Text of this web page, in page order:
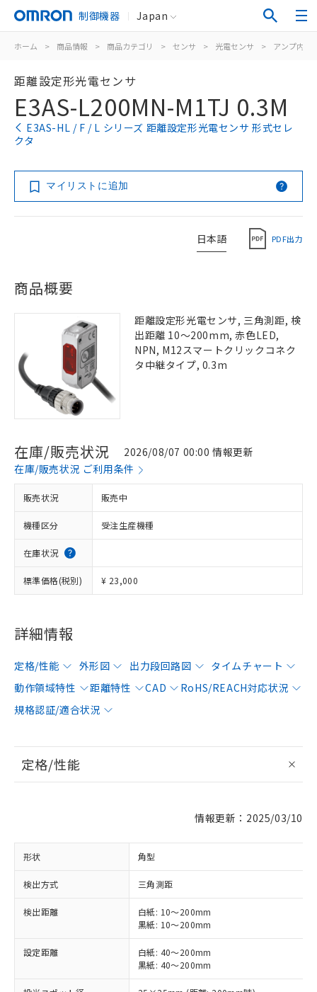
制御機器 Japan
ホーム > 商品情報 > 商品カテゴリ > センサ > 光電センサ > アンプ内蔵
距離設定形光電センサ
E3AS-L200MN-M1TJ 0.3M
E3AS-HL / F / L シリーズ 距離設定形光電センサ 形式セレ
クタ
マイリストに追加
日本語 PDF出力
商品概要
距離設定形光電センサ, 三角測距, 検
出距離 10～200mm, 赤色LED,
NPN, M12スマートクリックコネク
タ中継タイプ, 0.3m
在庫/販売状況
2026/08/07 00:00 情報更新
在庫/販売状況 ご利用条件
販売状況 販売中
機種区分 受注生産機種
在庫状況
標準価格(税別) ¥ 23,000
詳細情報
定格/性能 外形図 出力段回路図
タイムチャート
動作領域特性
距離特性 CAD
RoHS/REACH対応状況
規格認証/適合状況
定格/性能
情報更新：2025/03/10
形状 角型
検出方式 三角測距
検出距離
白紙: 10～200mm
黒紙: 10～200mm
設定距離
白紙: 40～200mm
黒紙: 40～200mm